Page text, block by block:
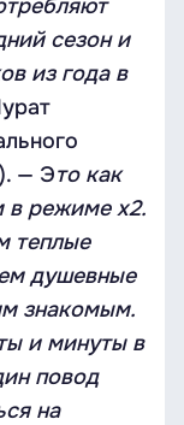
сезон и
из года в
— Это как
в режиме х2.
теплые
душевные
знакомым.
и минуты в
повод
на